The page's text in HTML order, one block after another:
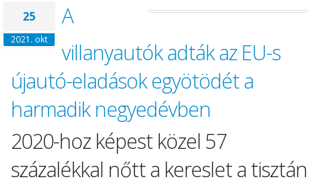
25
2021. okt
A
villanyautók adták az EU-s
újautó-eladások egyötödét a
harmadik negyedévben
2020-hoz képest közel 57
százalékkal nőtt a kereslet a tisztán